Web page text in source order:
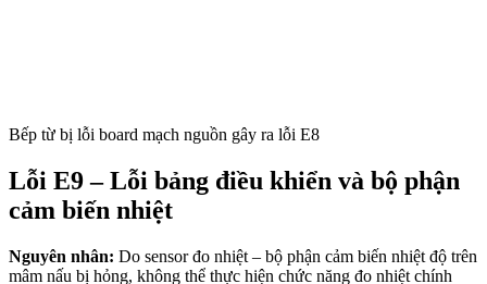
Bếp từ bị lỗi board mạch nguồn gây ra lỗi E8
Lỗi E9 – Lỗi bảng điều khiển và bộ phận
cảm biến nhiệt
Nguyên nhân: Do sensor đo nhiệt – bộ phận cảm biến nhiệt độ trên
mâm nấu bị hỏng, không thể thực hiện chức năng đo nhiệt chính